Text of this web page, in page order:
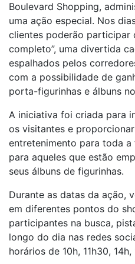
Boulevard Shopping,
uma ação especial. Nos
clientes poderão participar
completo”, uma divertida
espalhados pelos
com a possibilidade de
porta-figurinhas e álbuns
A iniciativa foi criada para
os visitantes e
entretenimento para toda a
para aqueles que estão
seus álbuns de figurinhas.
Durante as datas da ação,
em diferentes pontos do
participantes na busca,
longo do dia nas redes
horários de 10h, 11h30, 14h,